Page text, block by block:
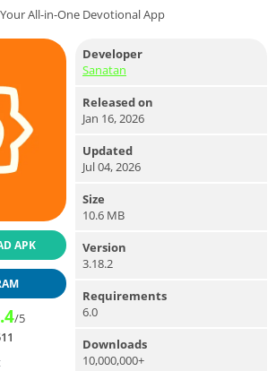
All-in-One Devotional App
APK
/5
Developer
Sanatan
Released on
Jan 16, 2026
Updated
Jul 04, 2026
Size
10.6 MB
Version
3.18.2
Requirements
6.0
Downloads
10,000,000+